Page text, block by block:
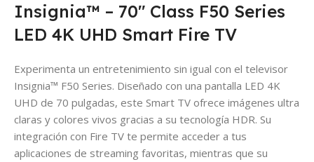
Insignia™ – 70″ Class F50 Series
LED 4K UHD Smart Fire TV
Experimenta un entretenimiento sin igual con el televisor
Insignia™ F50 Series. Diseñado con una pantalla LED 4K
UHD de 70 pulgadas, este Smart TV ofrece imágenes ultra
claras y colores vivos gracias a su tecnología HDR. Su
integración con Fire TV te permite acceder a tus
aplicaciones de streaming favoritas, mientras que su